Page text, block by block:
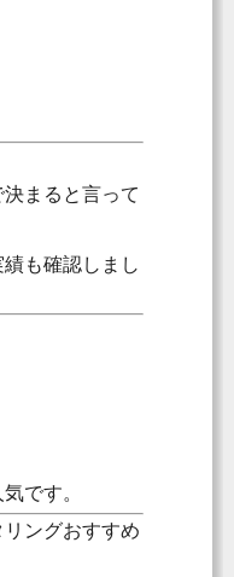
まると言って
も確認しまし
です。
ングおすすめ